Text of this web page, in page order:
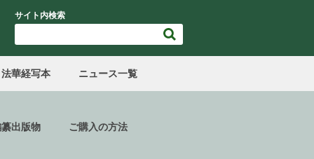
サイト内検索
法華経写本 ニュース一覧
出版物 ご購入の方法